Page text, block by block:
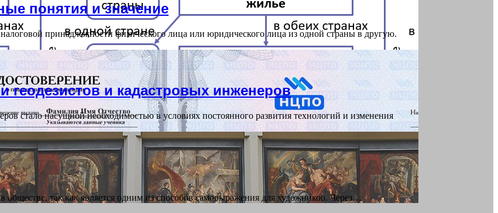
понятия и значение
принадлежности физического лица или юридического лица из одной страны в другую.
и кадастровых инженеров
стало насущной необходимостью в условиях постоянного развития технологий и изменения
так как является одним из способов самовыражения для художников. Через…